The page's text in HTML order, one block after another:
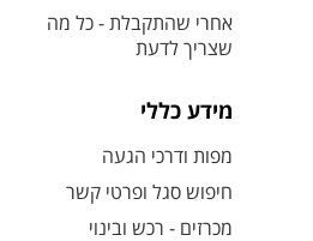
אחרי שהתקבלת - כל מה
שצריך לדעת
מידע כללי
מפות ודרכי הגעה
חיפוש סגל ופרטי קשר
מכרזים - רכש ובינוי